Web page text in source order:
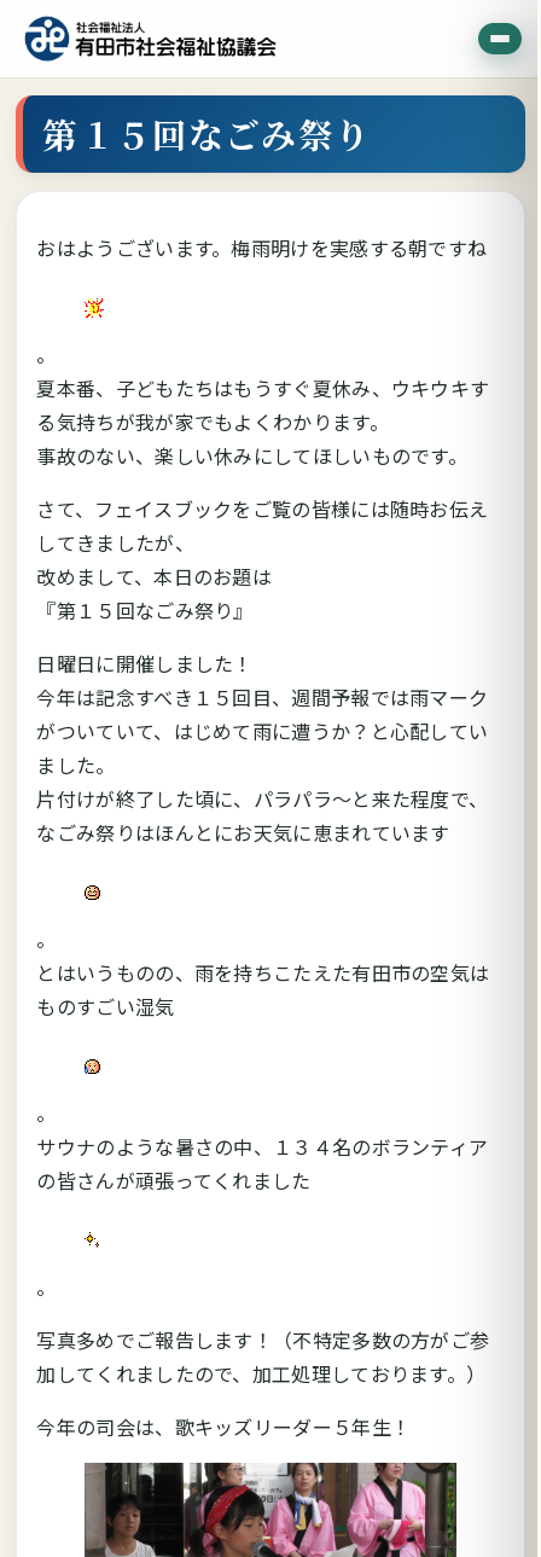
第１５回なごみ祭り
おはようございます。梅雨明けを実感する朝ですね
。
夏本番、子どもたちはもうすぐ夏休み、ウキウキす
る気持ちが我が家でもよくわかります。
事故のない、楽しい休みにしてほしいものです。
さて、フェイスブックをご覧の皆様には随時お伝え
してきましたが、
改めまして、本日のお題は
『第１５回なごみ祭り』
日曜日に開催しました！
今年は記念すべき１５回目、週間予報では雨マーク
がついていて、はじめて雨に遭うか？と心配してい
ました。
片付けが終了した頃に、パラパラ～と来た程度で、
なごみ祭りはほんとにお天気に恵まれています
。
とはいうものの、雨を持ちこたえた有田市の空気は
ものすごい湿気
。
サウナのような暑さの中、１３４名のボランティア
の皆さんが頑張ってくれました
。
写真多めでご報告します！（不特定多数の方がご参
加してくれましたので、加工処理しております。）
今年の司会は、歌キッズリーダー５年生！